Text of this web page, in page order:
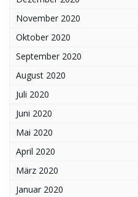
November 2020
Oktober 2020
September 2020
August 2020
Juli 2020
Juni 2020
Mai 2020
April 2020
März 2020
Januar 2020